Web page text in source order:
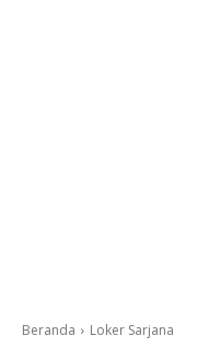
Beranda Loker Sarjana